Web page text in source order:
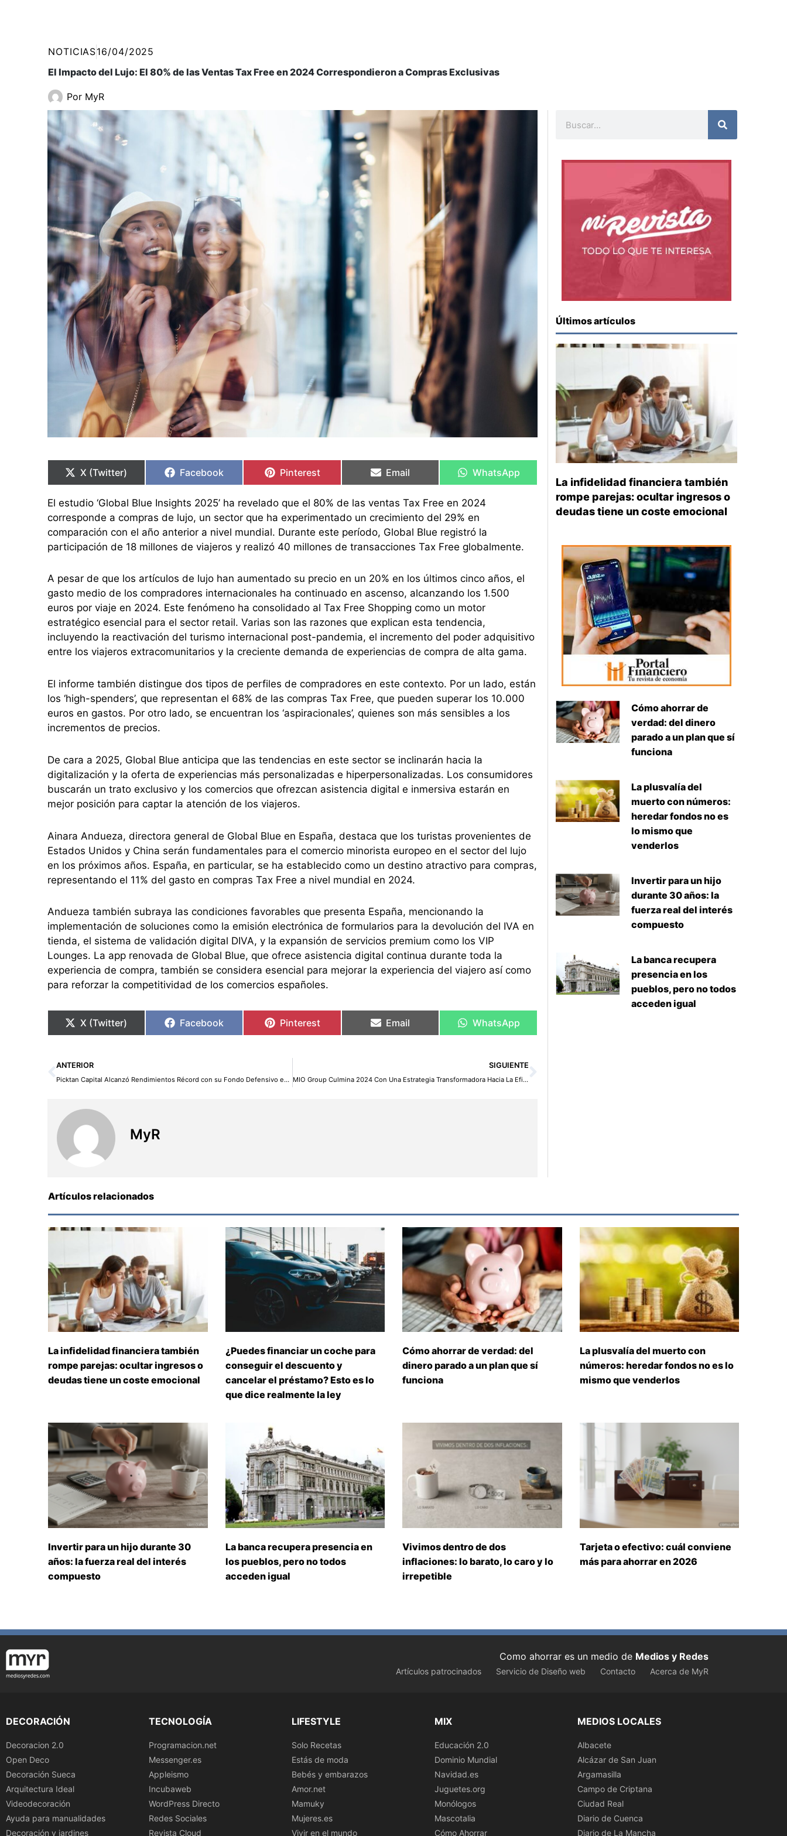
NOTICIAS16/04/2025
El Impacto del Lujo: El 80% de las Ventas Tax Free en 2024 Correspondieron a Compras Exclusivas
Por MyR
en
X (Twitter)
en
Facebook
en
Pinterest
en
Email
en
WhatsApp
El estudio ‘Global Blue Insights 2025’ ha revelado que el 80% de las ventas Tax Free en 2024
corresponde a compras de lujo, un sector que ha experimentado un crecimiento del 29% en
comparación con el año anterior a nivel mundial. Durante este período, Global Blue registró la
participación de 18 millones de viajeros y realizó 40 millones de transacciones Tax Free globalmente.
A pesar de que los artículos de lujo han aumentado su precio en un 20% en los últimos cinco años, el
gasto medio de los compradores internacionales ha continuado en ascenso, alcanzando los 1.500
euros por viaje en 2024. Este fenómeno ha consolidado al Tax Free Shopping como un motor
estratégico esencial para el sector retail. Varias son las razones que explican esta tendencia,
incluyendo la reactivación del turismo internacional post-pandemia, el incremento del poder adquisitivo
entre los viajeros extracomunitarios y la creciente demanda de experiencias de compra de alta gama.
El informe también distingue dos tipos de perfiles de compradores en este contexto. Por un lado, están
los ‘high-spenders’, que representan el 68% de las compras Tax Free, que pueden superar los 10.000
euros en gastos. Por otro lado, se encuentran los ‘aspiracionales’, quienes son más sensibles a los
incrementos de precios.
De cara a 2025, Global Blue anticipa que las tendencias en este sector se inclinarán hacia la
digitalización y la oferta de experiencias más personalizadas e hiperpersonalizadas. Los consumidores
buscarán un trato exclusivo y los comercios que ofrezcan asistencia digital e inmersiva estarán en
mejor posición para captar la atención de los viajeros.
Ainara Andueza, directora general de Global Blue en España, destaca que los turistas provenientes de
Estados Unidos y China serán fundamentales para el comercio minorista europeo en el sector del lujo
en los próximos años. España, en particular, se ha establecido como un destino atractivo para compras,
representando el 11% del gasto en compras Tax Free a nivel mundial en 2024.
Andueza también subraya las condiciones favorables que presenta España, mencionando la
implementación de soluciones como la emisión electrónica de formularios para la devolución del IVA en
tienda, el sistema de validación digital DIVA, y la expansión de servicios premium como los VIP
Lounges. La app renovada de Global Blue, que ofrece asistencia digital continua durante toda la
experiencia de compra, también se considera esencial para mejorar la experiencia del viajero así como
para reforzar la competitividad de los comercios españoles.
en
X (Twitter)
en
Facebook
en
Pinterest
en
Email
en
WhatsApp
Ant
ANTERIOR
Picktan Capital Alcanzó Rendimientos Récord con su Fondo Defensivo en el Primer Trimestre de 2025
SIGUIENTE
MIO Group Culmina 2024 Con Una Estrategia Transformadora Hacia La Eficiencia Y La Innovación
Siguiente
MyR
Últimos artículos
La infidelidad financiera también
rompe parejas: ocultar ingresos o
deudas tiene un coste emocional
Cómo ahorrar de
verdad: del dinero
parado a un plan que sí
funciona
La plusvalía del
muerto con números:
heredar fondos no es
lo mismo que
venderlos
Invertir para un hijo
durante 30 años: la
fuerza real del interés
compuesto
La banca recupera
presencia en los
pueblos, pero no todos
acceden igual
Artículos relacionados
La infidelidad financiera también
rompe parejas: ocultar ingresos o
deudas tiene un coste emocional
¿Puedes financiar un coche para
conseguir el descuento y
cancelar el préstamo? Esto es lo
que dice realmente la ley
Cómo ahorrar de verdad: del
dinero parado a un plan que sí
funciona
La plusvalía del muerto con
números: heredar fondos no es lo
mismo que venderlos
Invertir para un hijo durante 30
años: la fuerza real del interés
compuesto
La banca recupera presencia en
los pueblos, pero no todos
acceden igual
Vivimos dentro de dos
inflaciones: lo barato, lo caro y lo
irrepetible
Tarjeta o efectivo: cuál conviene
más para ahorrar en 2026
Como ahorrar es un medio de Medios y Redes
Artículos patrocinados Servicio de Diseño web Contacto Acerca de MyR
DECORACIÓN
Decoracion 2.0
Open Deco
Decoración Sueca
Arquitectura Ideal
Videodecoración
Ayuda para manualidades
Decoración y jardines
TECNOLOGÍA
Programacion.net
Messenger.es
Appleismo
Incubaweb
WordPress Directo
Redes Sociales
Revista Cloud
LIFESTYLE
Solo Recetas
Estás de moda
Bebés y embarazos
Amor.net
Mamuky
Mujeres.es
Vivir en el mundo
MIX
Educación 2.0
Dominio Mundial
Navidad.es
Juguetes.org
Monólogos
Mascotalia
Cómo Ahorrar
MEDIOS LOCALES
Albacete
Alcázar de San Juan
Argamasilla
Campo de Criptana
Ciudad Real
Diario de Cuenca
Diario de La Mancha